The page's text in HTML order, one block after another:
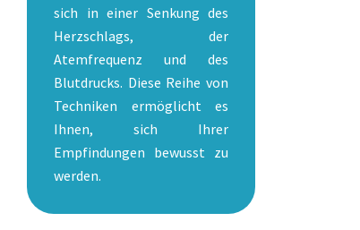
sich in einer Senkung des
Herzschlags, der
Atemfrequenz und des
Blutdrucks. Diese Reihe von
Techniken ermöglicht es
Ihnen, sich Ihrer
Empfindungen bewusst zu
werden.